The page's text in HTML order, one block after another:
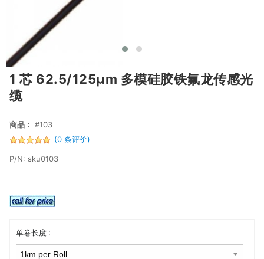
1 芯 62.5/125μm 多模硅胶铁氟龙传感光
缆
商品： #103
(0 条评价)
P/N: sku0103
单卷长度 :